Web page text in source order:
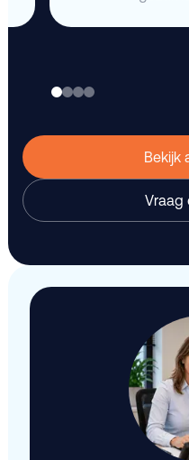
Bekijk
Vraag